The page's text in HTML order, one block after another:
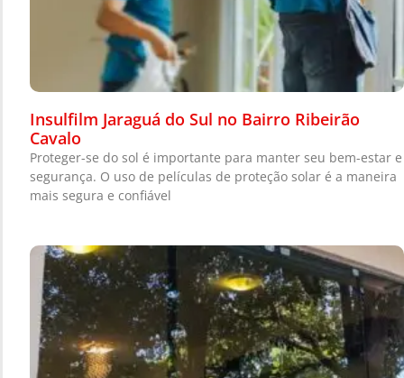
Insulfilm Jaraguá do Sul no Bairro Ribeirão
Cavalo
Proteger-se do sol é importante para manter seu bem-estar e
segurança. O uso de películas de proteção solar é a maneira
mais segura e confiável